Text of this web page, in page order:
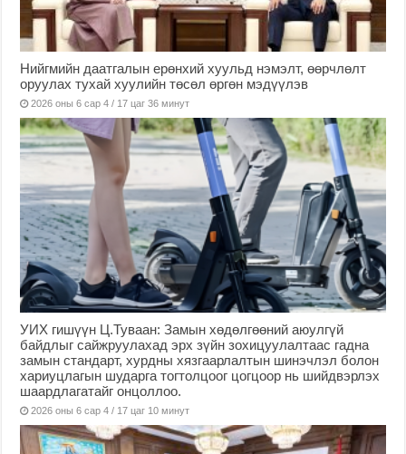
Нийгмийн даатгалын ерөнхий хуульд нэмэлт, өөрчлөлт
оруулах тухай хуулийн төсөл өргөн мэдүүлэв
2026 оны 6 сар 4 / 17 цаг 36 минут
УИХ гишүүн Ц.Туваан: Замын хөдөлгөөний аюулгүй
байдлыг сайжруулахад эрх зүйн зохицуулалтаас гадна
замын стандарт, хурдны хязгаарлалтын шинэчлэл болон
хариуцлагын шударга тогтолцоог цогцоор нь шийдвэрлэх
шаардлагатайг онцоллоо.
2026 оны 6 сар 4 / 17 цаг 10 минут